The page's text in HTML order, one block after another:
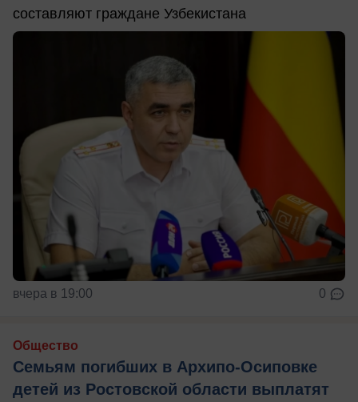
составляют граждане Узбекистана
вчера в 19:00 0
Общество
Семьям погибших в Архипо-Осиповке
детей из Ростовской области выплатят